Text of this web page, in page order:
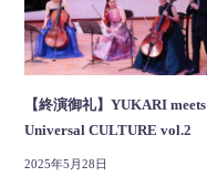
【終演御礼】YUKARI meets
Universal CULTURE vol.2
2025年5月28日